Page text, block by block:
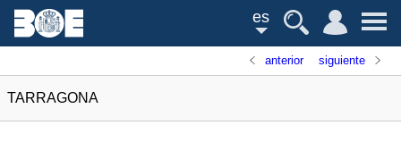
es
anterior siguiente
TARRAGONA